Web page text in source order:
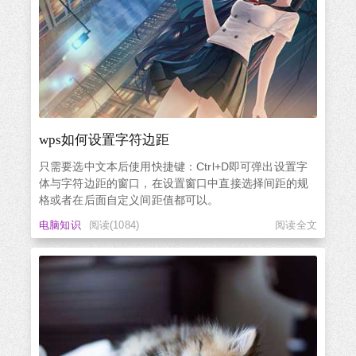
wps如何设置字符边距
只需要选中文本后使用快捷键：Ctrl+D即可弹出设置字
体与字符边距的窗口，在设置窗口中直接选择间距的规
格或者在后面自定义间距值都可以。
电脑知识 阅读(1084) 阅读全文